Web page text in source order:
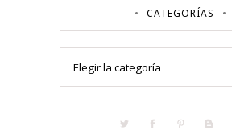
CATEGORÍAS